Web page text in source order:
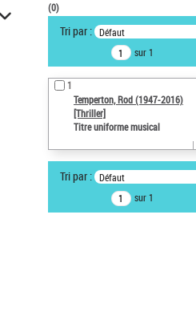
VOTRE RECHERCHE
Recherche avancée dans les
notices d’autorité
Œuvres liées à l'auteur :
Temperton, Rod (1947-2016)
Type de notice d'autorité
Type de notice d'autorité
(0)
Tri par : Défaut
sur 1
1
Temperton, Rod (1947-2016)
[Thriller]
Titre uniforme musical
Tri par : Défaut
sur 1